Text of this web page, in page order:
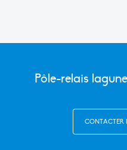
Pôle-relais
CONTACTER